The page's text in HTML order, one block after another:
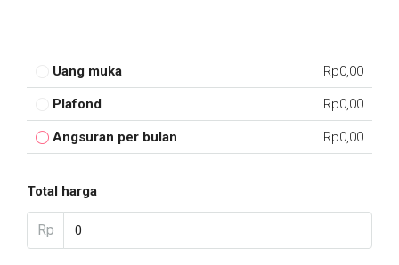
Uang muka Rp0,00
Plafond Rp0,00
Angsuran per bulan Rp0,00
Total harga
Rp